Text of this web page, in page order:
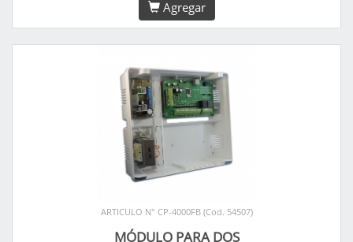
Agregar
ARTICULO N° CP-4000FB (Cod. 54507)
MÓDULO PARA DOS